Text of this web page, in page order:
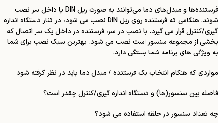
فرستنده‌ها و مبدل‌های دما می‌توانند به صورت ریل DIN یا داخل سر نصب
شوند. هنگامی که فرستنده روی ریل DIN نصب می شود، در کنار دستگاه اندازه
گیری/کنترل قرار می گیرد. با نصب در سر، فرستنده در داخل یک سر اتصال که
بخشی از مجموعه سنسور است نصب می شود. بهترین سبک نصب برای شما
به ویژگی های برنامه شما بستگی دارد.
مواردی که هنگام انتخاب یک فرستنده / مبدل دما باید در نظر گرفته شود
فاصله بین سنسور(ها) و دستگاه اندازه گیری/کنترل چقدر است؟
چه تعداد سنسور در حلقه استفاده می شود؟